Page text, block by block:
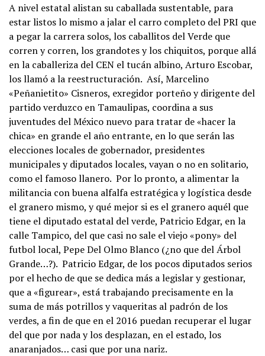
A nivel estatal alistan su caballada sustentable, para
estar listos lo mismo a jalar el carro completo del PRI que
a pegar la carrera solos, los caballitos del Verde que
corren y corren, los grandotes y los chiquitos, porque allá
en la caballeriza del CEN el tucán albino, Arturo Escobar,
los llamó a la reestructuración. Así, Marcelino
«Peñanietito» Cisneros, exregidor porteño y dirigente del
partido verduzco en Tamaulipas, coordina a sus
juventudes del México nuevo para tratar de «hacer la
chica» en grande el año entrante, en lo que serán las
elecciones locales de gobernador, presidentes
municipales y diputados locales, vayan o no en solitario,
como el famoso llanero. Por lo pronto, a alimentar la
militancia con buena alfalfa estratégica y logística desde
el granero mismo, y qué mejor si es el granero aquél que
tiene el diputado estatal del verde, Patricio Edgar, en la
calle Tampico, del que casi no sale el viejo «pony» del
futbol local, Pepe Del Olmo Blanco (¿no que del Árbol
Grande…?). Patricio Edgar, de los pocos diputados serios
por el hecho de que se dedica más a legislar y gestionar,
que a «figurear», está trabajando precisamente en la
suma de más potrillos y vaqueritas al padrón de los
verdes, a fin de que en el 2016 puedan recuperar el lugar
del que por nada y los desplazan, en el estado, los
anaranjados… casi que por una nariz.